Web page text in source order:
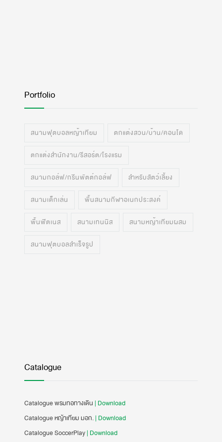
Portfolio
สนามฟุตบอลหญ้าเทียม ตกแต่งสวน/บ้าน/คอนโด
ตกแต่งสำนักงาน/รีสอร์ต/โรงแรม
สนามกอล์ฟ/กรีนพัตต์กอล์ฟ สำหรับสัตว์เลี้ยง
สนามเด็กเล่น พื้นสนามกีฬาอเนกประสงค์
พื้นฟิตเนส สนามเทนนิส สนามหญ้าเทียมผสม
สนามฟุตบอลสำเร็จรูป
Catalogue
Catalogue พรมทอทางเดิน | Download
Catalogue หญ้าเทียม มอก.| Download
Catalogue SoccerPlay| Download